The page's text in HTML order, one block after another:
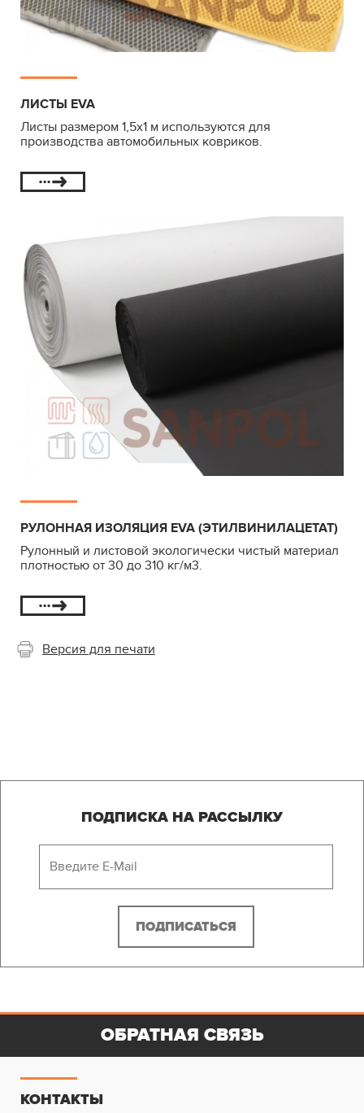
ЛИСТЫ EVA
Листы размером 1,5х1 м используются для
производства автомобильных ковриков.
РУЛОННАЯ ИЗОЛЯЦИЯ EVA (ЭТИЛВИНИЛАЦЕТАТ)
Рулонный и листовой экологически чистый материал
плотностью от 30 до 310 кг/м3.
Версия для печати
ПОДПИСКА НА РАССЫЛКУ
КОНТАКТЫ
ОБРАТНАЯ СВЯЗЬ